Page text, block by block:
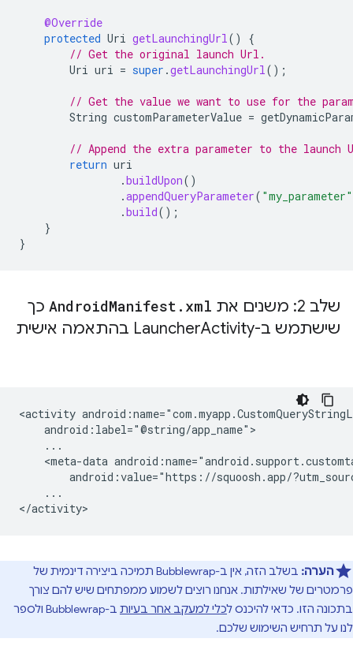
@Override
protected Uri getLaunchingUrl()
{
// Get the original launch Url.
Uri uri = super .getLaunchingUrl();
// Get the value we want to use for the
String customParameterValue =
// Append the extra parameter to the launch
return uri
.buildUpon()
.appendQueryParameter( "my_parameter"
.build();
}
}
שלב 2: משנים את AndroidManifest . xml
כך
שישתמש ב-LauncherActivity בהתאמה אישית
<activity
<meta-data
android:value="https://squoosh.app/
...
הערה:
בשלב הזה, אין ב-Bubblewrap תמיכה ביצירה דינמית של
פרמטרים של שאילתות. אנחנו רוצים לשמוע ממפתחים שיש להם צורך
בתכונה הזו. כדאי להיכנס לכלי למעקב אחר בעיות
ב-Bubblewrap ולספר
לנו על תרחיש השימוש שלכם.